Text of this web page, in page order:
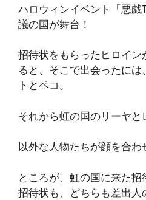
ハロウィンイベント「悪
議の国が舞台！
招待状をもらったヒロイ
ると、そこで出会ったに
トとペコ。
それから虹の国のリーヤと
以外な人物たちが顔を合わ
ところが、虹の国に来た
招待状も、どちらも差出